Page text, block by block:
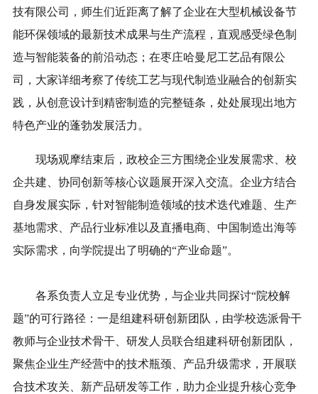
技有限公司，师生们近距离了解了企业在大型机械设备节
能环保领域的最新技术成果与生产流程，直观感受绿色制
造与智能装备的前沿动态；在枣庄哈曼尼工艺品有限公
司，大家详细考察了传统工艺与现代制造业融合的创新实
践，从创意设计到 精密制造的完整链条， 处处展现出地方
特色产业的蓬勃发展活力。
现场观摩结束后，政校企三方围绕企业发展需求、校
企共建、协同创新等核心议题展开深入交流。企业方结合
自身发展实际，针对智能制造领域的技术迭代难题、生产
基地需求、产品行业标准以及直播电商、中国制造出海等
实际需求，向学院提出了明确的“产业命题”。
各系负责人立足专业优势，与企业共同探讨“院校解
题”的可行路径：一是组建科研创新团队， 由学校选派骨干
教师与企业技术骨干、研发人员联合组建科研创新团队，
聚焦企业生产经营中的技术瓶颈、产品升级需求，开展联
合技术攻关、新产品研发等工作，助力企业提升核心竞争